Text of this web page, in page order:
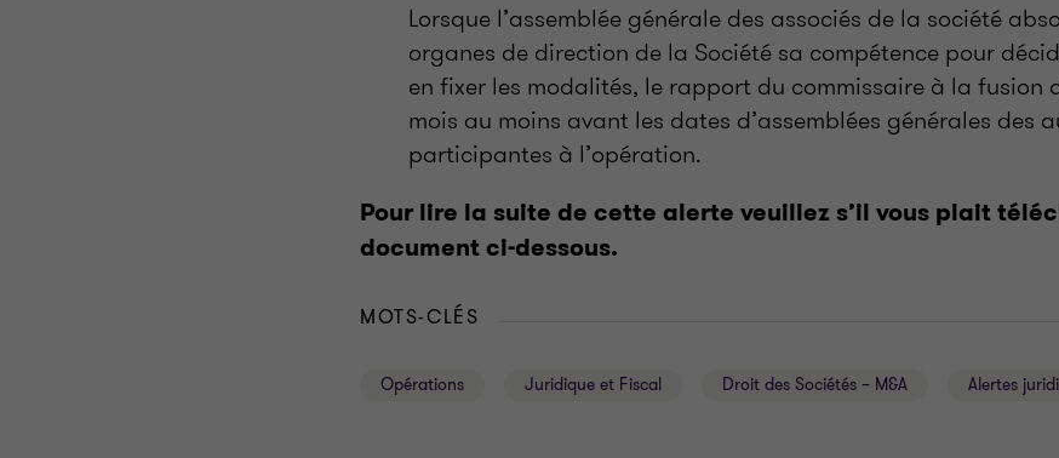
Lorsque l’assemblée générale des associés de la société
organes de direction de la Société sa compétence pour
en fixer les modalités, le rapport du commissaire à la fusion
mois au moins avant les dates d’assemblées générales des
participantes à l’opération.
Pour lire la suite de cette alerte veuillez s’il vous plait
document ci-dessous.
MOTS-CLÉS
Opérations Juridique et Fiscal Droit des Sociétés – M&A Alertes